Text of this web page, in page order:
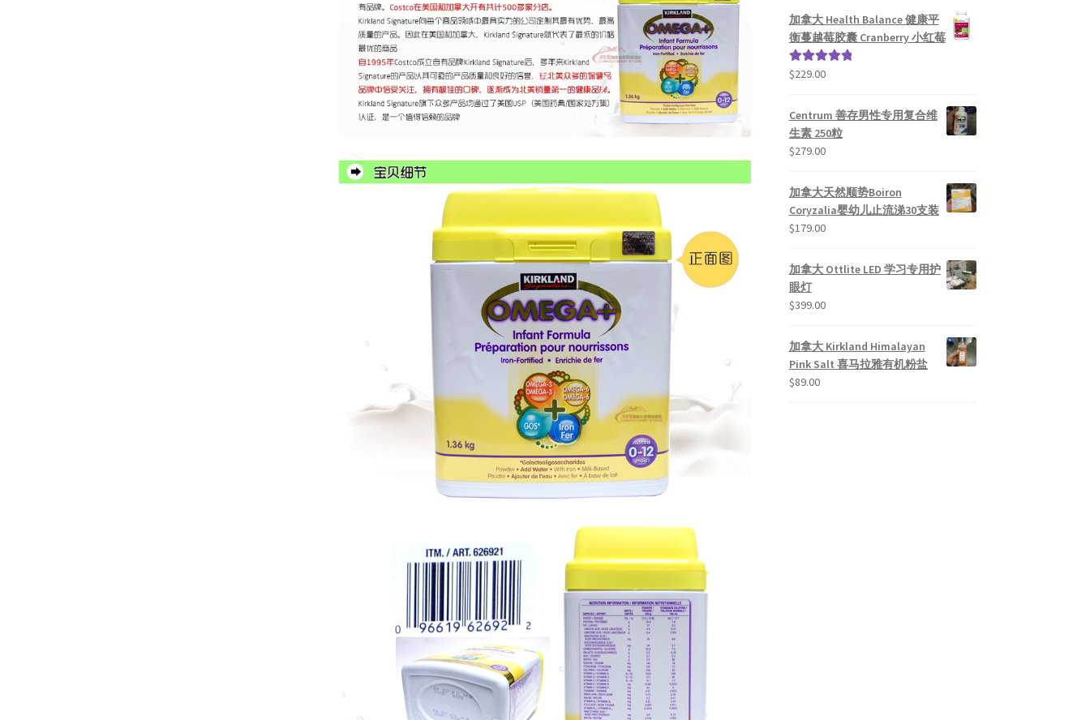
加拿大 Health Balance 健康平
衡蔓越莓胶囊 Cranberry 小红莓
评分5.00
$229.00
Centrum 善存男性专用复合维
生素 250粒
$279.00
加拿大天然顺势Boiron
Coryzalia婴幼儿止流涕30支装
$179.00
加拿大 Ottlite LED 学习专用护
眼灯
$399.00
加拿大 Kirkland Himalayan
Pink Salt 喜马拉雅有机粉盐
$89.00